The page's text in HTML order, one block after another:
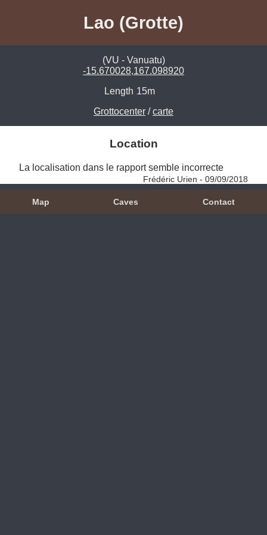
Lao (Grotte)
(VU - Vanuatu)
-15.670028,167.098920
Length 15m
Grottocenter /carte
Location
La localisation dans le rapport semble incorrecte
Frédéric Urien - 09/09/2018
Map Caves Contact